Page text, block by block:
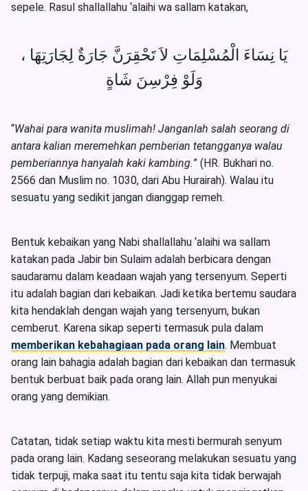
sepele. Rasul shallallahu ‘alaihi wa sallam katakan,
يَا نِسَاءَ الْمُسْلِمَاتِ لاَ تَحْقِرَنَّ جَارَةٌ لِجَارَتِهَا ،
وَلَوْ فِرْسِنَ شَاةٍ
“Wahai para wanita muslimah! Janganlah salah seorang di
antara kalian meremehkan pemberian tetangganya walau
pemberiannya hanyalah kaki kambing.” (HR. Bukhari no.
2566 dan Muslim no. 1030, dari Abu Hurairah). Walau itu
sesuatu yang sedikit jangan dianggap remeh.
Bentuk kebaikan yang Nabi shallallahu ‘alaihi wa sallam
katakan pada Jabir bin Sulaim adalah berbicara dengan
saudaramu dalam keadaan wajah yang tersenyum. Seperti
itu adalah bagian dari kebaikan. Jadi ketika bertemu saudara
kita hendaklah dengan wajah yang tersenyum, bukan
cemberut. Karena sikap seperti termasuk pula dalam
memberikan kebahagiaan pada orang lain. Membuat
orang lain bahagia adalah bagian dari kebaikan dan termasuk
bentuk berbuat baik pada orang lain. Allah pun menyukai
orang yang demikian.
Catatan, tidak setiap waktu kita mesti bermurah senyum
pada orang lain. Kadang seseorang melakukan sesuatu yang
tidak terpuji, maka saat itu tentu saja kita tidak berwajah